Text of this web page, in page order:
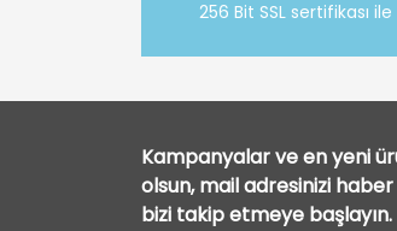
256 Bit SSL sertifikası ile
Kampanyalar ve en yeni
olsun, mail adresinizi
bizi takip etmeye başlayın.